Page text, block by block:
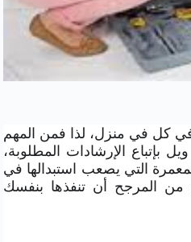
في كل في منزل، لذا فمن المهم
بإتباع الإرشادات المطلوبة،
التي يصعب استبدالها في
المرجح أن تنفذها بنفسك